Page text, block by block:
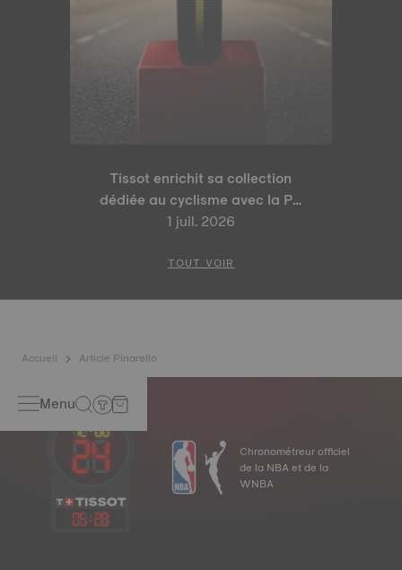
Tissot enrichit sa collection
dédiée au cyclisme avec la PR
100 Tour de France 2026 Édition
Cyclisme
1 juil. 2026
TOUT VOIR
Accueil Article Pinarello
Menu
05:28
Chronométreur officiel
de la NBA et de la
WNBA